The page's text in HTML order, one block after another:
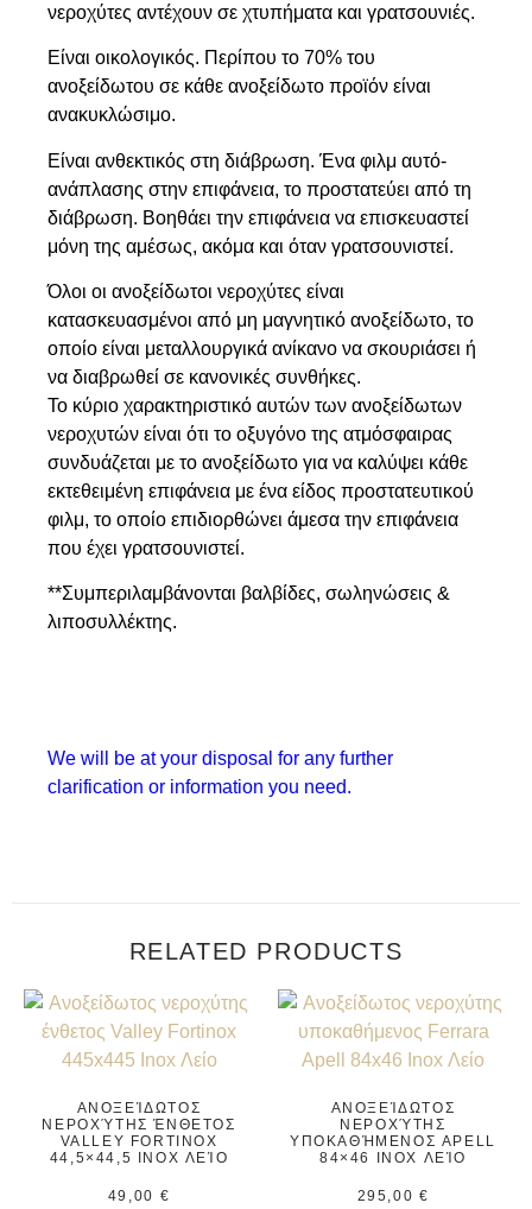
νεροχύτες αντέχουν σε χτυπήματα και γρατσουνιές.
Είναι οικολογικός. Περίπου το 70% του
ανοξείδωτου σε κάθε ανοξείδωτο προϊόν είναι
ανακυκλώσιμο.
Είναι ανθεκτικός στη διάβρωση. Ένα φιλμ αυτό-
ανάπλασης στην επιφάνεια, το προστατεύει από τη
διάβρωση. Βοηθάει την επιφάνεια να επισκευαστεί
μόνη της αμέσως, ακόμα και όταν γρατσουνιστεί.
Όλοι οι ανοξείδωτοι νεροχύτες είναι
κατασκευασμένοι από μη μαγνητικό ανοξείδωτο, το
οποίο είναι μεταλλουργικά ανίκανο να σκουριάσει ή
να διαβρωθεί σε κανονικές συνθήκες.
Το κύριο χαρακτηριστικό αυτών των ανοξείδωτων
νεροχυτών είναι ότι το οξυγόνο της ατμόσφαιρας
συνδυάζεται με το ανοξείδωτο για να καλύψει κάθε
εκτεθειμένη επιφάνεια με ένα είδος προστατευτικού
φιλμ, το οποίο επιδιορθώνει άμεσα την επιφάνεια
που έχει γρατσουνιστεί.
**Συμπεριλαμβάνονται βαλβίδες, σωληνώσεις &
λιποσυλλέκτης.
We will be at your disposal for any further
clarification or information you need.
RELATED PRODUCTS
ΑΝΟΞΕΊΔΩΤΟΣ
ΝΕΡΟΧΎΤΗΣ ΈΝΘΕΤΟΣ
VALLEY FORTINOX
44,5×44,5 INOX ΛΕΊΟ
49,00 €
ΑΝΟΞΕΊΔΩΤΟΣ
ΝΕΡΟΧΎΤΗΣ
ΥΠΟΚΑΘΉΜΕΝΟΣ APELL
84×46 INOX ΛΕΊΟ
295,00 €